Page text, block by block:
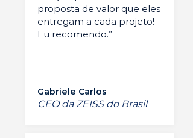
proposta de valor que eles
entregam a cada projeto!
Eu recomendo.”
Gabriele Carlos
CEO da ZEISS do Brasil